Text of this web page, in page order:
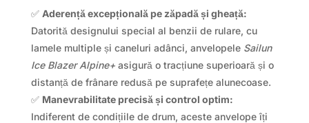
✅ Aderență excepțională pe zăpadă și gheață:
Datorită designului special al benzii de rulare, cu
lamele multiple și caneluri adânci, anvelopele Sailun
Ice Blazer Alpine+asigură o tracțiune superioară și o
distanță de frânare redusă pe suprafețe alunecoase.
✅ Manevrabilitate precisă și control optim:
Indiferent de condițiile de drum, aceste anvelope îți